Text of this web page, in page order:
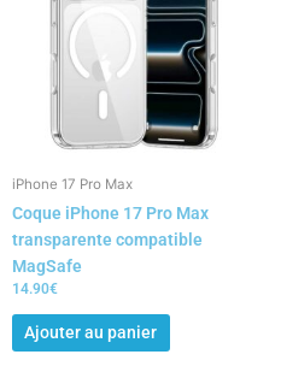
iPhone 17 Pro Max
Coque iPhone 17 Pro Max
transparente compatible
MagSafe
14.90€
Ajouter au panier